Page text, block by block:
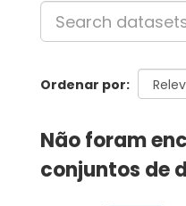
Ordenar por
Não foram
conjuntos de